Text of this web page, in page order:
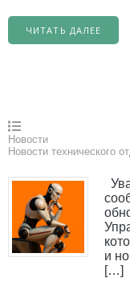
ЧИТАТЬ ДАЛЕЕ
Новости
Новости технического
и
[…]